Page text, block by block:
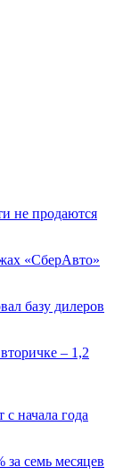
не продаются
«СберАвто»
базу дилеров
– 1,2
начала года
семь месяцев